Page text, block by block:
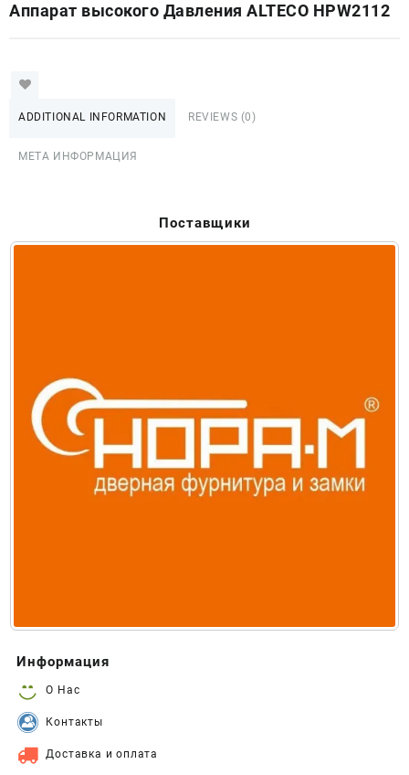
Аппарат высокого Давления ALTECO HPW2112
ADDITIONAL INFORMATION REVIEWS (0)
МЕТА ИНФОРМАЦИЯ
Поставщики
Информация
О Нас
Контакты
Доставка и оплата